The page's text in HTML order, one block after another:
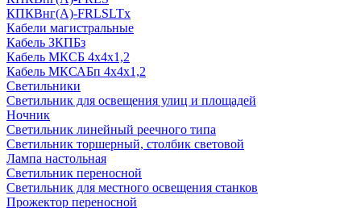
КПКВнг(A)-FRLSLTx
Кабели магистральные
Кабель ЗКПБз
Кабель МКСБ 4х4х1,2
Кабель МКСАБп 4х4х1,2
Светильники
Светильник для освещения улиц и площадей
Ночник
Светильник линейный реечного типа
Светильник торшерный, столбик световой
Лампа настольная
Светильник переносной
Светильник для местного освещения станков
Прожектор переносной